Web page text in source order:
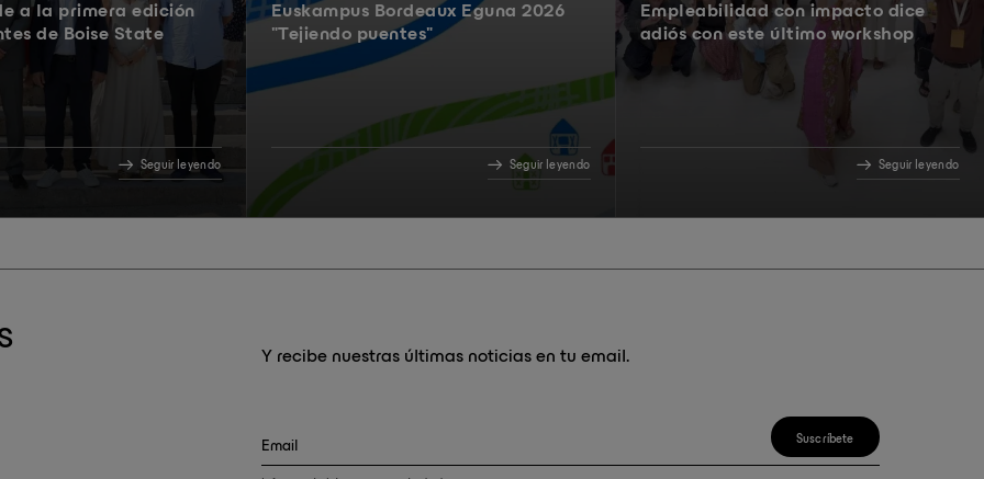
a la primera edición
de Boise State
Seguir leyendo
Euskampus Bordeaux Eguna 2026
"Tejiendo puentes"
Seguir leyendo
Empleabilidad con impacto dice
adiós con este último workshop
Seguir leyendo
Y recibe nuestras últimas noticias en tu email.
Email
Suscríbete